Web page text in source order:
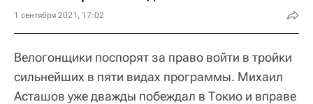
1 сентября 2021, 17:02
Велогонщики поспорят за право войти в тройки
сильнейших в пяти видах программы. Михаил
Асташов уже дважды побеждал в Токио и вправе